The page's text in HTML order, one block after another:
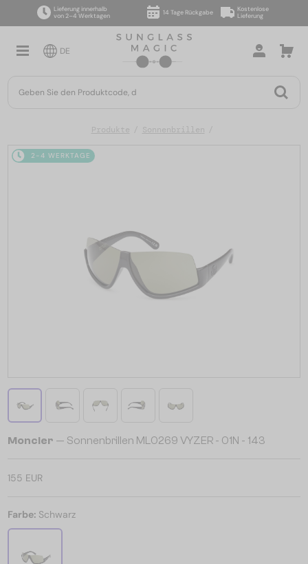
Lieferung innerhalb
von 2–4 Werktagen
14 Tage Rückgabe
Kostenlose
Lieferung
DE
Produkte Sonnenbrillen
2-4 WERKTAGE
Moncler — Sonnenbrillen ML0269 VYZER - 01N - 143
155 EUR
Farbe: Schwarz